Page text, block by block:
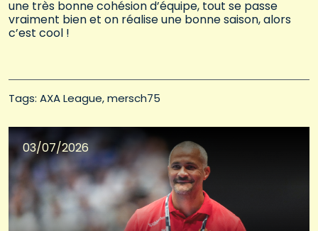
une très bonne cohésion d’équipe, tout se passe
vraiment bien et on réalise une bonne saison, alors
c’est cool !
Tags: AXA League mersch75
03/07/2026